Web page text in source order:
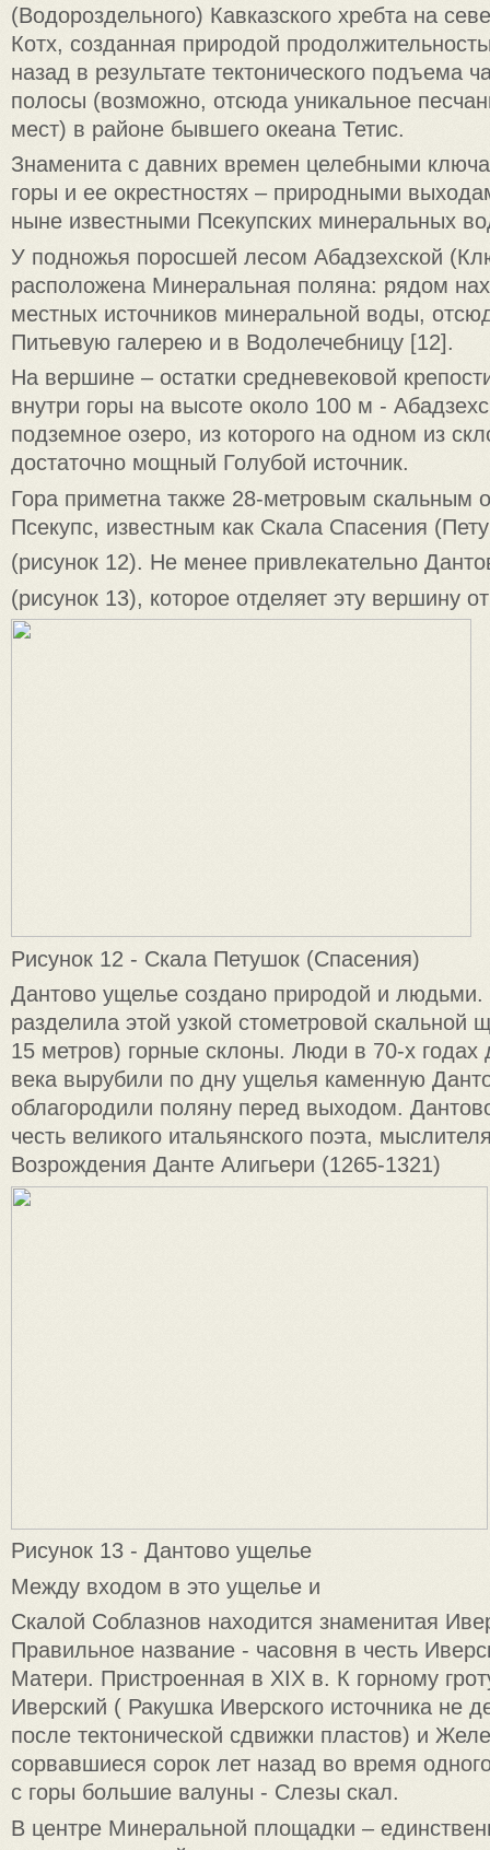
(Водороздельного) Кавказского хребта на
Котх, созданная природой
назад в результате тектонического подъема
полосы (возможно, отсюда уникальное
мест) в районе бывшего океана Тетис.
Знаменита с давних времен целебными
горы и ее окрестностях – природными
ныне известными Псекупских минеральных
У подножья поросшей лесом Абадзехской
расположена Минеральная поляна: рядом
местных источников минеральной воды,
Питьевую галерею и в Водолечебницу [12].
На вершине – остатки средневековой
внутри горы на высоте около 100 м -
подземное озеро, из которого на одном из
достаточно мощный Голубой источник.
Гора приметна также 28-метровым скальным
Псекупс, известным как Скала Спасения
(рисунок 12). Не менее привлекательно
(рисунок 13), которое отделяет эту вершину
Рисунок 12 - Скала Петушок (Спасения)
Дантово ущелье создано природой и
разделила этой узкой стометровой скальной
15 метров) горные склоны. Люди в 70-х годах
века вырубили по дну ущелья каменную
облагородили поляну перед выходом.
честь великого итальянского поэта,
Возрождения Данте Алигьери (1265-1321)
Рисунок 13 - Дантово ущелье
Между входом в это ущелье и
Скалой Соблазнов находится знаменитая
Правильное название - часовня в честь
Матери. Пристроенная в XIX в. К горному
Иверский ( Ракушка Иверского источника не
после тектонической сдвижки пластов) и
сорвавшиеся сорок лет назад во время
с горы большие валуны - Слезы скал.
В центре Минеральной площадки –